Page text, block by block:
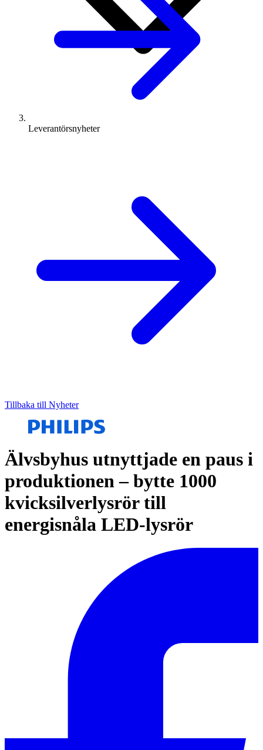
Leverantörsnyheter
Tillbaka till Nyheter
Älvsbyhus utnyttjade en paus i
produktionen – bytte 1000
kvicksilverlysrör till
energisnåla LED-lysrör